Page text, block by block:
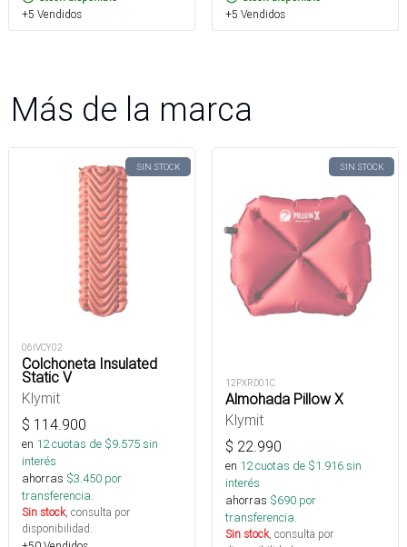
+5 Vendidos
+5 Vendidos
Más de la marca
SIN STOCK
06IVCY02
Colchoneta Insulated
Static V
Klymit
$ 114.900
en 12cuotas de $9.575sin
interés
ahorras $3.450 por
transferencia.
Sin stock, consulta por
disponibilidad.
SIN STOCK
12PXRD01C
Almohada Pillow X
Klymit
$ 22.990
en 12cuotas de $1.916sin
interés
ahorras $690 por
transferencia.
Sin stock, consulta por